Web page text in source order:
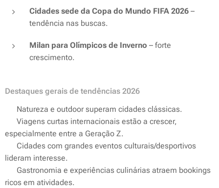
Cidades sede da Copa do Mundo FIFA 2026 –
tendência nas buscas.
Milan para Olímpicos de Inverno – forte
crescimento.
Destaques gerais de tendências 2026
✔️ Natureza e outdoor superam cidades clássicas.
✔️ Viagens curtas internacionais estão a crescer,
especialmente entre a Geração Z.
✔️ Cidades com grandes eventos culturais/desportivos
lideram interesse.
✔️ Gastronomia e experiências culinárias atraem bookings
ricos em atividades.